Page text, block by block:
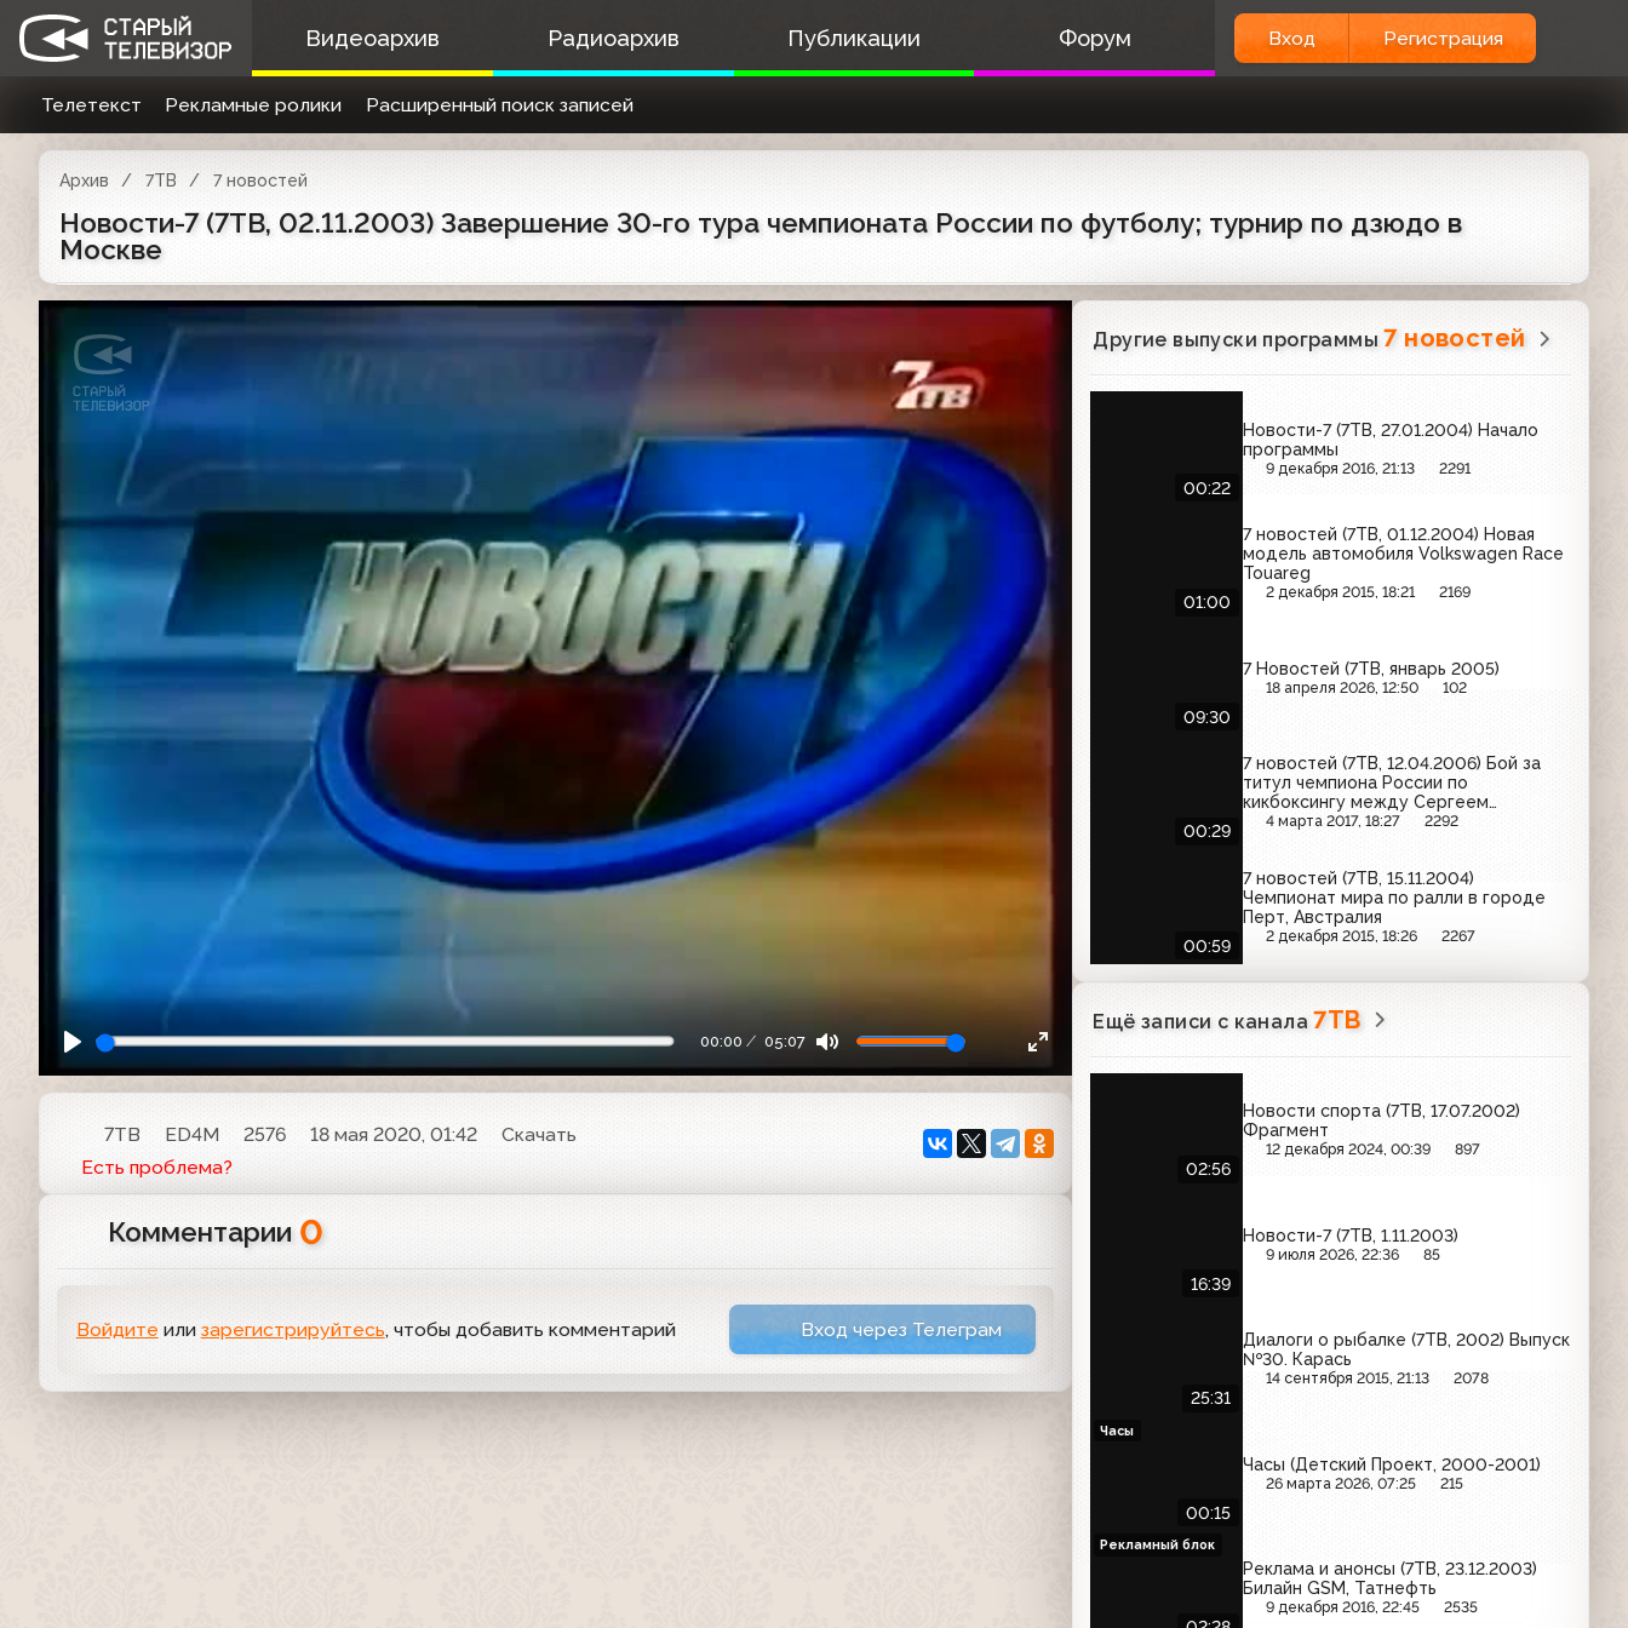
Видеоархив Радиоархив Публикации Форум Вход Регистрация
Телетекст Рекламные ролики Расширенный поиск записей
Архив 7ТВ 7 новостей
Новости-7 (7ТВ, 02.11.2003) Завершение 30-го тура чемпионата России по футболу; турнир по дзюдо в
Москве
00:00 05:07
7ТВ ED4M 2576 18 мая 2020, 01:42
Скачать
Есть проблема?
Комментарии 0
Войдите или зарегистрируйтесь, чтобы добавить комментарий Вход через Телеграм
Другие выпуски программы7 новостей
00:22
Новости-7 (7ТВ, 27.01.2004) Начало
программы
9 декабря 2016, 21:13 2291
01:00
7 новостей (7ТВ, 01.12.2004) Новая
модель автомобиля Volkswagen Race
Touareg
2 декабря 2015, 18:21 2169
09:30
7 Новостей (7ТВ, январь 2005)
18 апреля 2026, 12:50 102
00:29
7 новостей (7ТВ, 12.04.2006) Бой за
титул чемпиона России по
кикбоксингу между Сергеем
Зимневичем и Константином
4 марта 2017, 18:27 2292
00:59
7 новостей (7ТВ, 15.11.2004)
Чемпионат мира по ралли в городе
Перт, Австралия
2 декабря 2015, 18:26 2267
Ещё записи с канала7ТВ
02:56
Новости спорта (7ТВ, 17.07.2002)
Фрагмент
12 декабря 2024, 00:39 897
16:39
Новости-7 (7ТВ, 1.11.2003)
9 июля 2026, 22:36 85
25:31
Диалоги о рыбалке (7ТВ, 2002) Выпуск
№30. Карась
14 сентября 2015, 21:13 2078
00:15
Часы (Детский Проект, 2000-2001)
26 марта 2026, 07:25 215
Часы
Реклама и анонсы (7ТВ, 23.12.2003)
Билайн GSM, Татнефть
9 декабря 2016, 22:45 2535
Рекламный блок